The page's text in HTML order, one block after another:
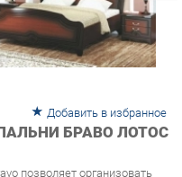
БРАВО ЛОТОС
позволяет организовать